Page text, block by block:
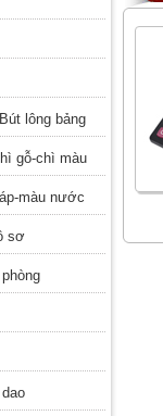
lông bảng
gỗ-chì màu
màu nước
sơ